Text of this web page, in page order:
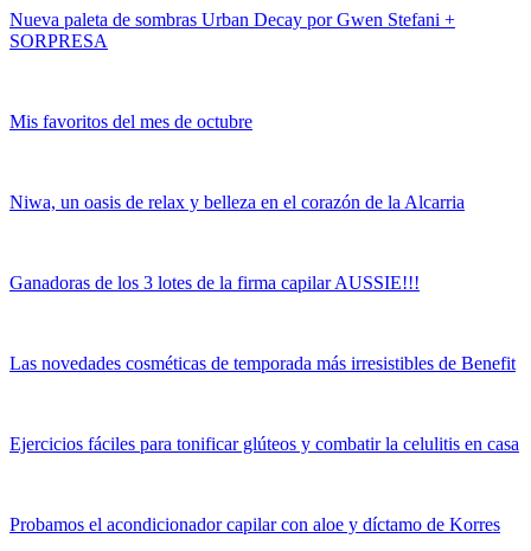
Nueva paleta de sombras Urban Decay por Gwen Stefani +
SORPRESA
Mis favoritos del mes de octubre
Niwa, un oasis de relax y belleza en el corazón de la Alcarria
Ganadoras de los 3 lotes de la firma capilar AUSSIE!!!
Las novedades cosméticas de temporada más irresistibles de Benefit
Ejercicios fáciles para tonificar glúteos y combatir la celulitis en casa
Probamos el acondicionador capilar con aloe y díctamo de Korres